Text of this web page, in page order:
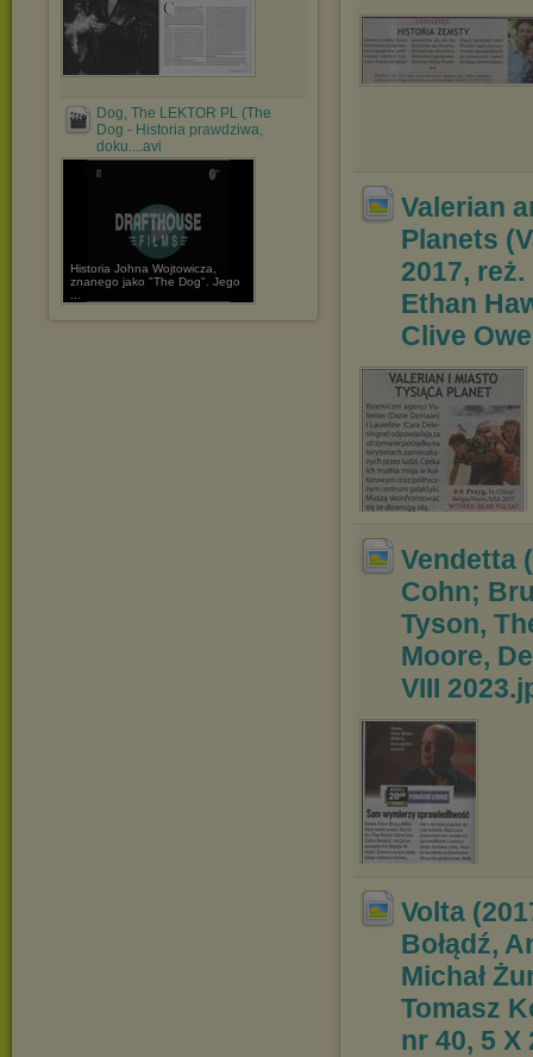
Dog, The LEKTOR PL (The
Dog - Historia prawdziwa,
doku....avi
Historia Johna Wojtowicza,
znanego jako "The Dog". Jego
Valerian
Planets
2017,
Ethan
Clive
Vendetta
Cohn;
Tyson,
Moore,
VIII 2023
Volta
Bołądź, A
Michał
Tomasz
nr 40, 5 X